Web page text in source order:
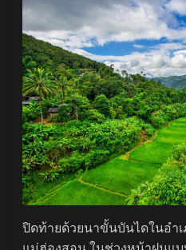
ปิดท้ายด้วยนาขั้นบันไดในอำ